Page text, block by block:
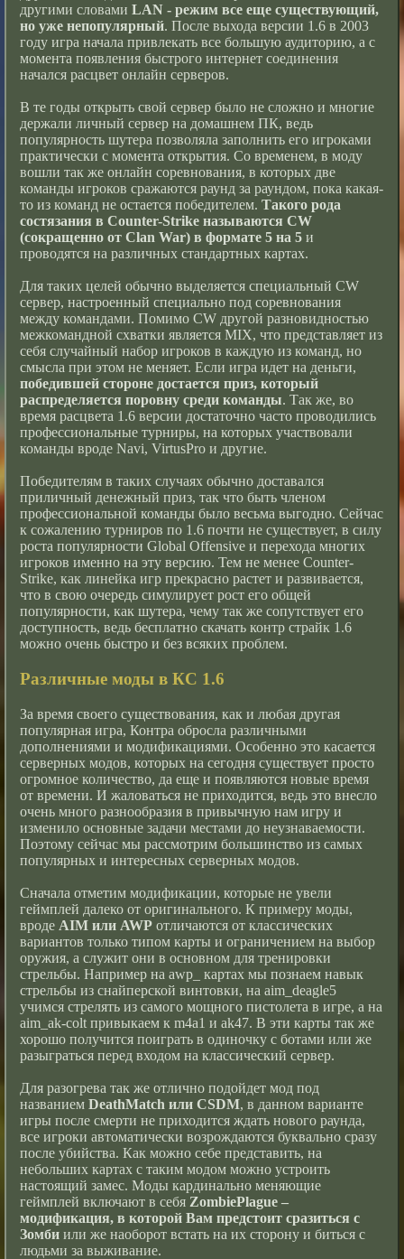
другими словамиLAN - режим все еще существующий,
но уже непопулярный. После выхода версии 1.6 в 2003
году игра начала привлекать все большую аудиторию, а с
момента появления быстрого интернет соединения
начался расцвет онлайн серверов.
В те годы открыть свой сервер было не сложно и многие
держали личный сервер на домашнем ПК, ведь
популярность шутера позволяла заполнить его игроками
практически с момента открытия. Со временем, в моду
вошли так же онлайн соревнования, в которых две
команды игроков сражаются раунд за раундом, пока какая-
то из команд не остается победителем.Такого рода
состязания в Counter-Strike называются CW
(сокращенно от Clan War) в формате 5 на 5 и
проводятся на различных стандартных картах.
Для таких целей обычно выделяется специальный CW
сервер, настроенный специально под соревнования
между командами. Помимо CW другой разновидностью
межкомандной схватки является MIX, что представляет из
себя случайный набор игроков в каждую из команд, но
смысла при этом не меняет. Если игра идет на деньги,
победившей стороне достается приз, который
распределяется поровну среди команды. Так же, во
время расцвета 1.6 версии достаточно часто проводились
профессиональные турниры, на которых участвовали
команды вроде Navi, VirtusPro и другие.
Победителям в таких случаях обычно доставался
приличный денежный приз, так что быть членом
профессиональной команды было весьма выгодно. Сейчас
к сожалению турниров по 1.6 почти не существует, в силу
роста популярности Global Offensive и перехода многих
игроков именно на эту версию. Тем не менее Counter-
Strike, как линейка игр прекрасно растет и развивается,
что в свою очередь симулирует рост его общей
популярности, как шутера, чему так же сопутствует его
доступность, ведь бесплатно скачать контр страйк 1.6
можно очень быстро и без всяких проблем.
Различные моды в КС 1.6
За время своего существования, как и любая другая
популярная игра, Контра обросла различными
дополнениями и модификациями. Особенно это касается
серверных модов, которых на сегодня существует просто
огромное количество, да еще и появляются новые время
от времени. И жаловаться не приходится, ведь это внесло
очень много разнообразия в привычную нам игру и
изменило основные задачи местами до неузнаваемости.
Поэтому сейчас мы рассмотрим большинство из самых
популярных и интересных серверных модов.
Сначала отметим модификации, которые не увели
геймплей далеко от оригинального. К примеру моды,
вроде AIM или AWP отличаются от классических
вариантов только типом карты и ограничением на выбор
оружия, а служит они в основном для тренировки
стрельбы. Например на awp_ картах мы познаем навык
стрельбы из снайперской винтовки, на aim_deagle5
учимся стрелять из самого мощного пистолета в игре, а на
aim_ak-colt привыкаем к m4a1 и ak47. В эти карты так же
хорошо получится поиграть в одиночку с ботами или же
разыграться перед входом на классический сервер.
Для разогрева так же отлично подойдет мод под
названиемDeathMatch или CSDM, в данном варианте
игры после смерти не приходится ждать нового раунда,
все игроки автоматически возрождаются буквально сразу
после убийства. Как можно себе представить, на
небольших картах с таким модом можно устроить
настоящий замес. Моды кардинально меняющие
геймплей включают в себя ZombiePlague –
модификация, в которой Вам предстоит сразиться с
Зомби или же наоборот встать на их сторону и биться с
людьми за выживание.